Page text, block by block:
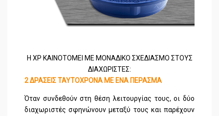
Η XP ΚΑΙΝΟΤΟΜΕΙ ΜΕ ΜΟΝΑΔΙΚΟ ΣΧΕΔΙΑΣΜΟ ΣΤΟΥΣ
ΔΙΑΧΩΡΙΣΤΕΣ:
2 ΔΡΑΣΕΙΣ ΤΑΥΤΟΧΡΟΝΑ ΜΕ ΕΝΑ ΠΕΡΑΣΜΑ
Όταν συνδεθούν στη θέση λειτουργίας τους, οι δύο
διαχωριστές σφηνώνουν μεταξύ τους και παρέχουν